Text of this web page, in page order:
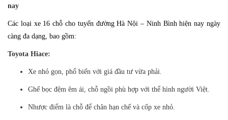
nay
Các loại xe 16 chỗ cho tuyến đường Hà Nội – Ninh Bình hiện nay ngày
càng đa dạng, bao gồm:
Toyota Hiace:
Xe nhỏ gọn, phổ biến với giá đầu tư vừa phải.
Ghế bọc đệm êm ái, chỗ ngồi phù hợp với thể hình người Việt.
Nhược điểm là chỗ để chân hạn chế và cốp xe nhỏ.